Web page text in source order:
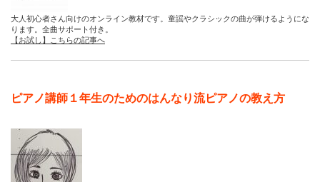
大人初心者さん向けのオンライン教材です。童謡やクラシックの曲が弾けるようにな
ります。全曲サポート付き。
【お試し】こちらの記事へ
ピアノ講師１年生のためのはんなり流ピアノの教え方